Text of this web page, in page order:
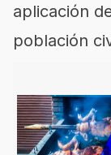
aplicación
población